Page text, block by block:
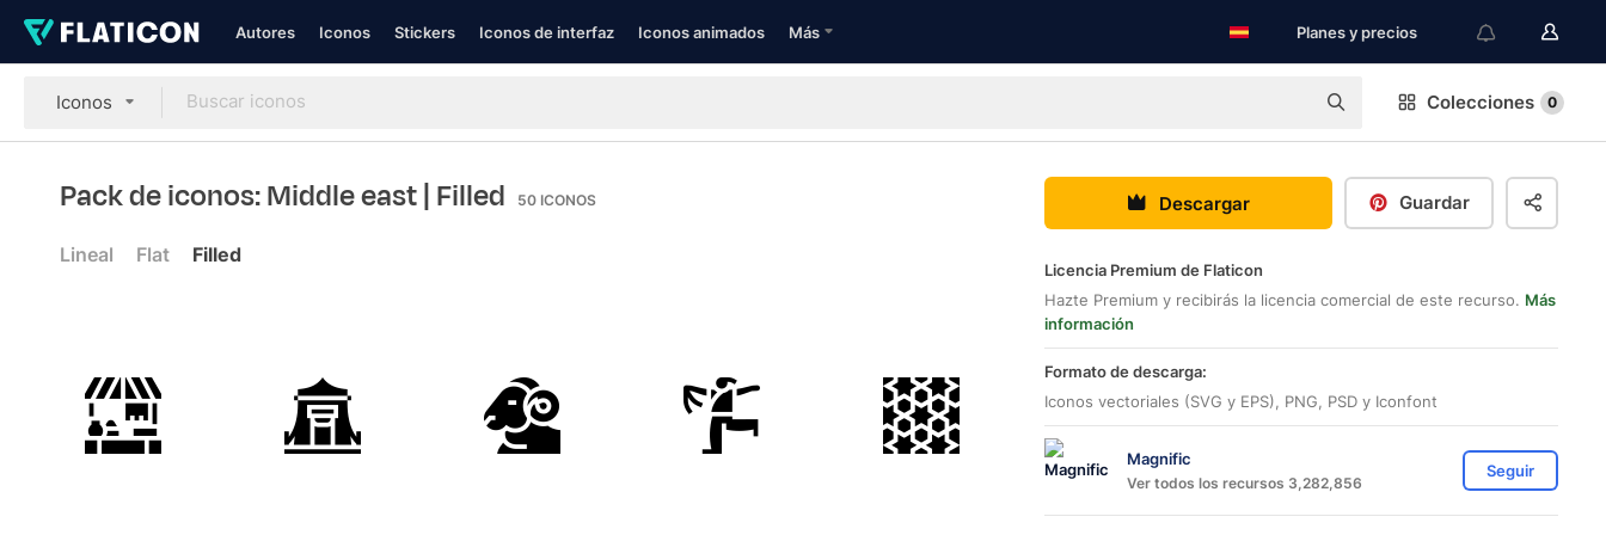
Autores Iconos Stickers Iconos de interfaz Iconos animados Más Planes y precios
Iconos Colecciones 0
Pack de iconos: Middle east| Filled 50 ICONOS
Lineal Flat Filled
Descargar Guardar
Licencia Premium de Flaticon
Hazte Premium y recibirás la licencia comercial de este recurso. Más
información
Formato de descarga:
Iconos vectoriales (SVG y EPS), PNG, PSD y Iconfont
Magnific
Ver todos los recursos 3,282,856
Seguir